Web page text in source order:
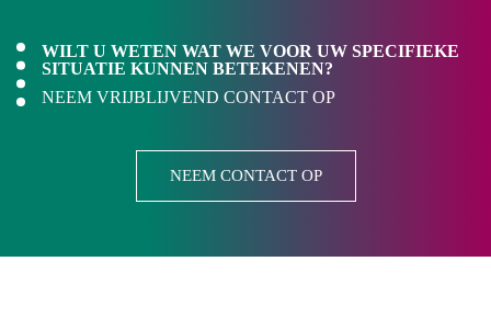
WILT U WETEN WAT WE VOOR UW SPECIFIEKE
SITUATIE KUNNEN BETEKENEN?
NEEM VRIJBLIJVEND CONTACT OP
NEEM CONTACT OP